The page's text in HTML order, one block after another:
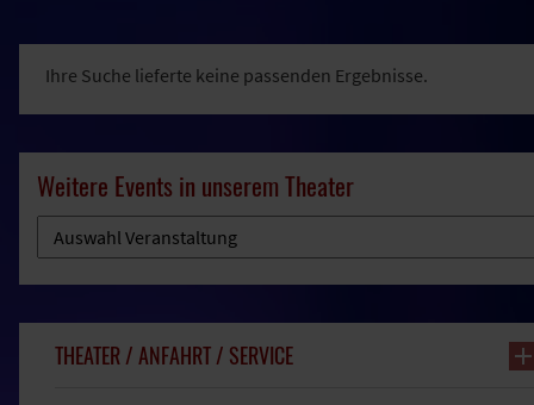
Ihre Suche lieferte keine passenden Ergebnisse.
Weitere Events in unserem Theater
THEATER / ANFAHRT / SERVICE